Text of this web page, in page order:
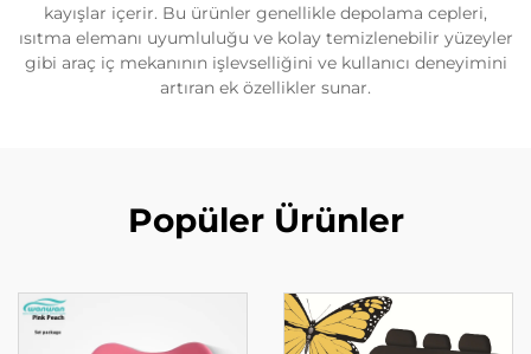
kayışlar içerir. Bu ürünler genellikle depolama cepleri,
ısıtma elemanı uyumluluğu ve kolay temizlenebilir yüzeyler
gibi araç iç mekanının işlevselliğini ve kullanıcı deneyimini
artıran ek özellikler sunar.
Popüler Ürünler